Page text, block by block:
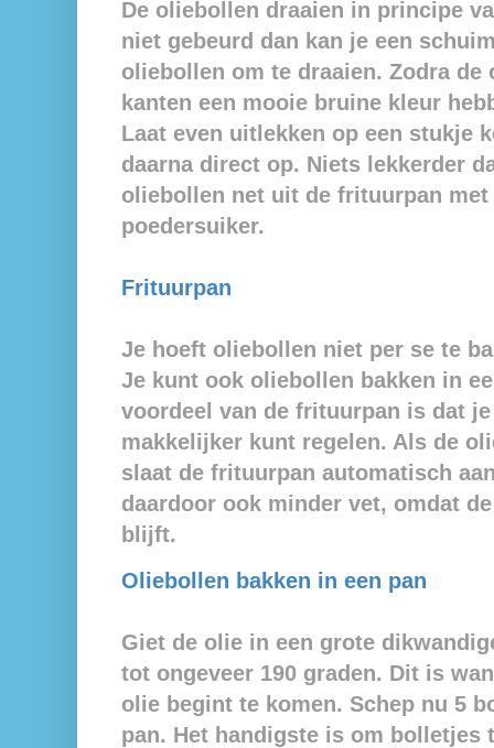
De oliebollen draaien in principe
niet gebeurd dan kan je een
oliebollen om te draaien. Zodra de
kanten een mooie bruine kleur
Laat even uitlekken op een stukje
daarna direct op. Niets lekkerder
oliebollen net uit de frituurpan met
poedersuiker.
Frituurpan
Je hoeft oliebollen niet per se te
Je kunt ook oliebollen bakken in
voordeel van de frituurpan is dat
makkelijker kunt regelen. Als de
slaat de frituurpan automatisch
daardoor ook minder vet, omdat
blijft.
Oliebollen bakken in een pan
Giet de olie in een grote
tot ongeveer 190 graden. Dit is
olie begint te komen. Schep nu 5
pan. Het handigste is om bolletjes